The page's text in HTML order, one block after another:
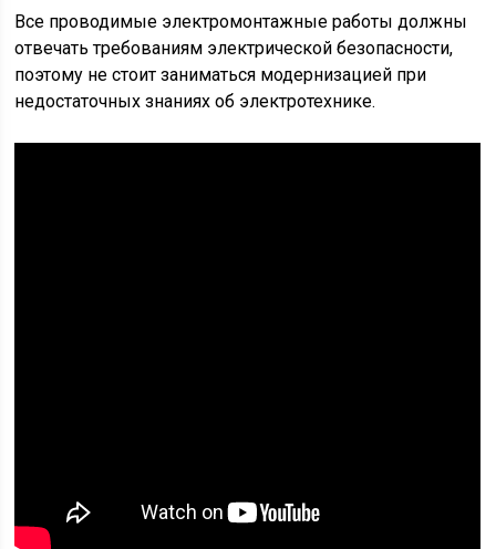
Все проводимые электромонтажные работы должны
отвечать требованиям электрической безопасности,
поэтому не стоит заниматься модернизацией при
недостаточных знаниях об электротехнике.